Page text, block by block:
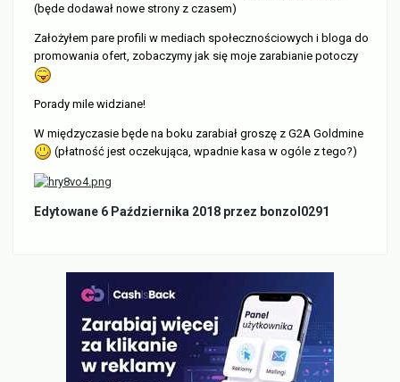
(będe dodawał nowe strony z czasem)
Założyłem pare profili w mediach społecznościowych i bloga do
promowania ofert, zobaczymy jak się moje zarabianie potoczy
Porady mile widziane!
W międzyczasie będe na boku zarabiał groszę z G2A Goldmine
(płatność jest oczekująca, wpadnie kasa w ogóle z tego?)
Edytowane 6 Października 2018 przez bonzol0291